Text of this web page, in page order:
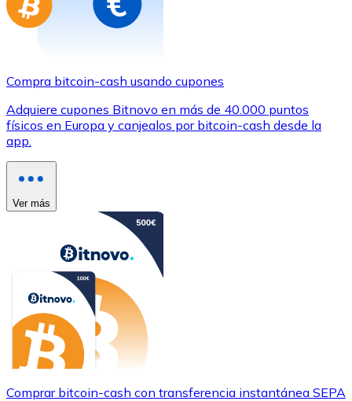
Compra bitcoin-cash usando cupones
Adquiere cupones Bitnovo en más de 40.000 puntos
físicos en Europa y canjealos por bitcoin-cash desde la
app.
Ver más
Comprar bitcoin-cash con transferencia instantánea SEPA